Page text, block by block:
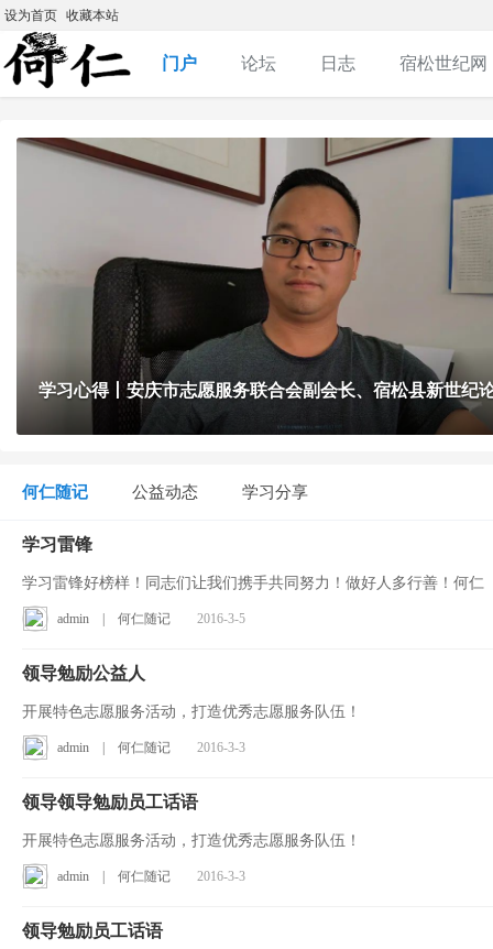
设为首页 收藏本站
门户 论坛 日志 宿松世纪网
学习心得丨安庆市志愿服务联合会副会长、宿松县新世纪论坛公益协会党支部书记、创... 宿松
何仁随记 公益动态 学习分享
学习雷锋
学习雷锋好榜样！同志们让我们携手共同努力！做好人多行善！何仁
admin 何仁随记 2016-3-5
领导勉励公益人
开展特色志愿服务活动，打造优秀志愿服务队伍！
admin 何仁随记 2016-3-3
领导领导勉励员工话语
开展特色志愿服务活动，打造优秀志愿服务队伍！
admin 何仁随记 2016-3-3
领导勉励员工话语